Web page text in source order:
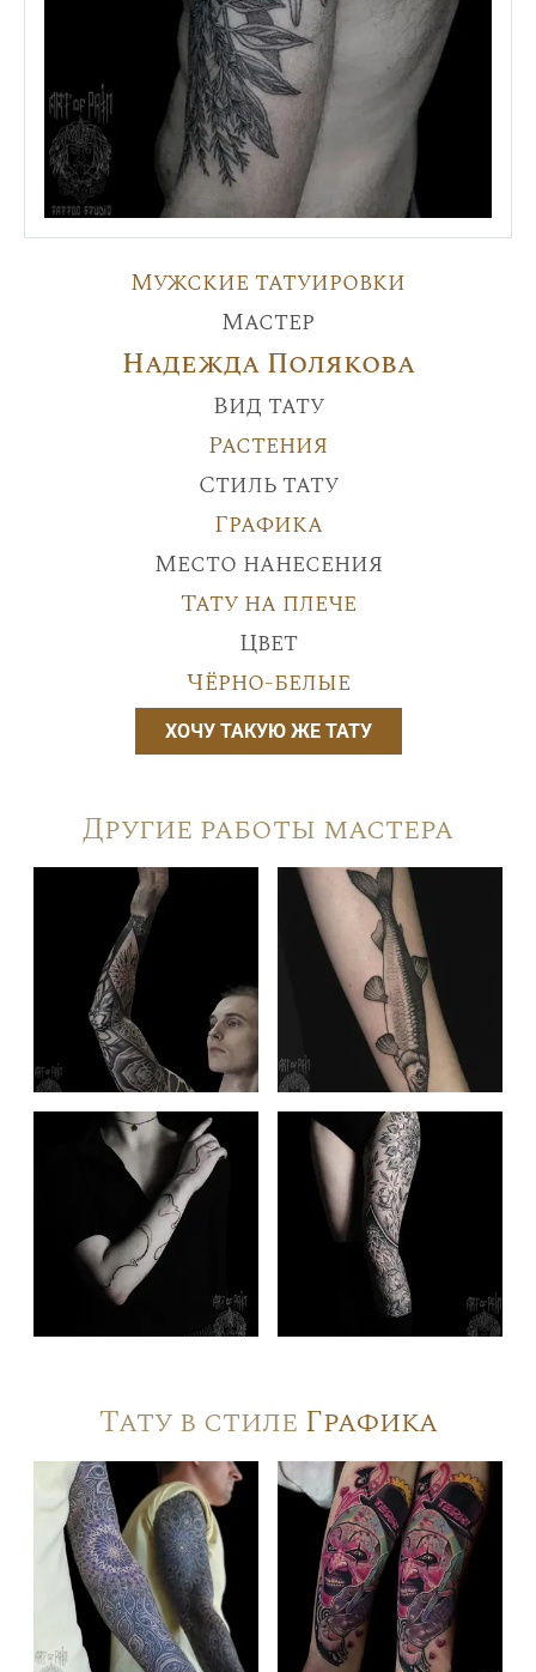
Мужские татуировки
Мастер
Надежда Полякова
Вид тату
Растения
Стиль тату
Графика
Место нанесения
Тату на плече
Цвет
Чёрно-белые
ХОЧУ ТАКУЮ ЖЕ ТАТУ
Другие работы мастера
Тату в стиле Графика